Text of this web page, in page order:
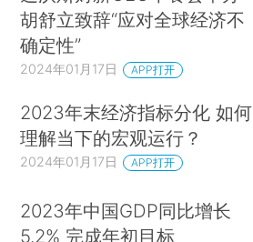
胡舒立致辞“应对全球经济不
确定性”
2024年01月17日 APP打开
2023年末经济指标分化 如何
理解当下的宏观运行？
2024年01月17日 APP打开
2023年中国GDP同比增长
5.2% 完成年初目标